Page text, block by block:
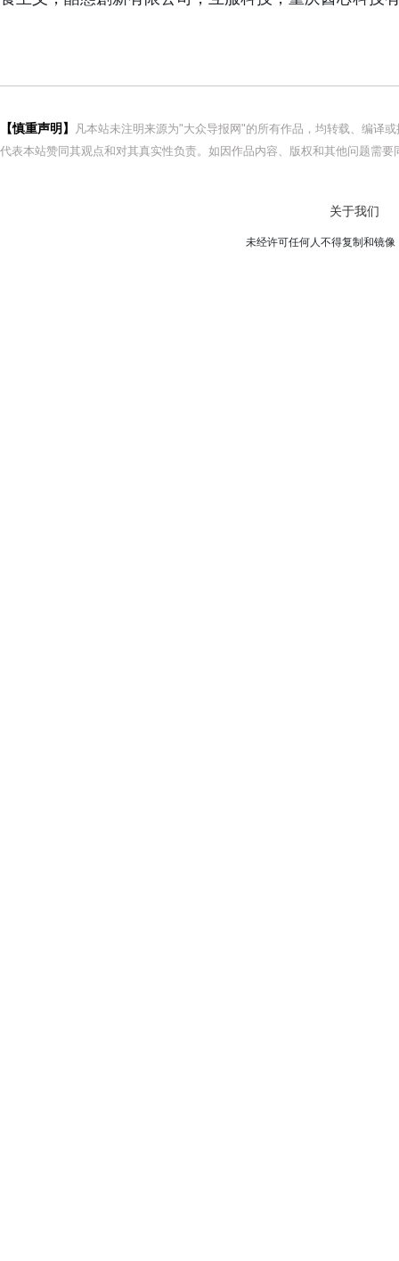
【慎重声明】
凡本站未注明来源为"大众导报网"的所有作品，均转载、编译
代表本站赞同其观点和对其真实性负责。如因作品内容、版权和其他问题需
关于我们
未经许可任何人不得复制和镜